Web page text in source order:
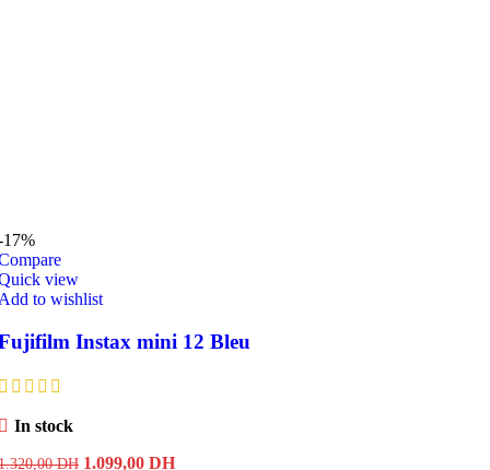
17%
view
to wishlist
Instax mini 12 Bleu
In stock
DH Le
1.099,00 DHLe